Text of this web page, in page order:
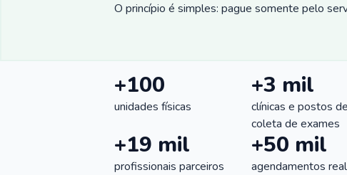
O princípio é simples: pague somente pelo
+100
unidades físicas
+3 mil
clínicas e postos de
coleta de exames
+19 mil
profissionais parceiros
+50 mil
agendamentos